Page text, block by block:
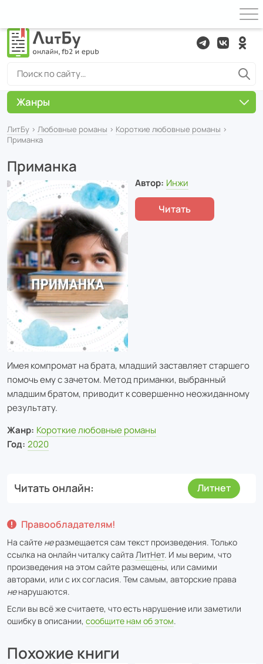
ЛитБу › Любовные романы › Короткие любовные романы ›
Приманка
Приманка
Автор: Инжи
Читать
Имея компромат на брата, младший заставляет старшего
помочь ему с зачетом. Метод приманки, выбранный
младшим братом, приводит к совершенно неожиданному
результату.
Жанр: Короткие любовные романы
Год: 2020
Читать онлайн Литнет
Правообладателям!
На сайте неразмещается сам текст произведения. Только
ссылка на онлайн читалку сайта ЛитНет. И мы верим, что
произведения на этом сайте размещены, или самими
авторами, или с их согласия. Тем самым, авторские права
ненарушаются.
Если вы всё же считаете, что есть нарушение или заметили
ошибку в описании, сообщите нам об этом.
Похожие книги
Жанры